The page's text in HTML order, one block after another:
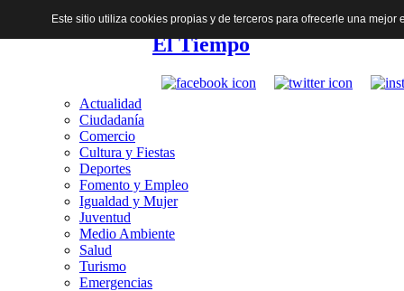
El Tiempo
Actualidad
Ciudadanía
Comercio
Cultura y Fiestas
Deportes
Fomento y Empleo
Igualdad y Mujer
Juventud
Medio Ambiente
Salud
Turismo
Emergencias
Este sitio utiliza cookies propias y de terceros para ofrecerle una